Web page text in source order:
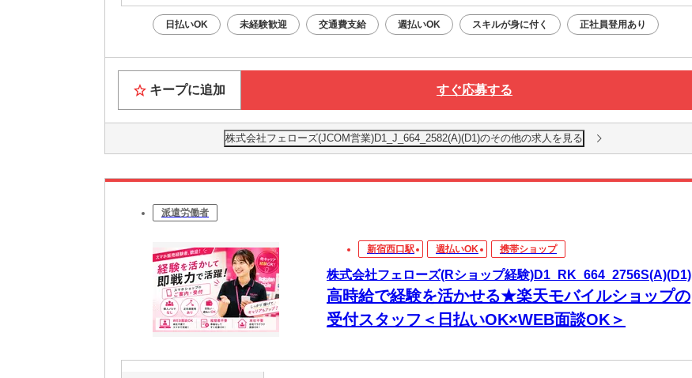
日払いOK 未経験歓迎 交通費支給 週払いOK スキルが身に付く 正社員登用あり
キープに追加 すぐ応募する
株式会社フェローズ(JCOM営業)D1_J_664_2582(A)(D1)のその他の求人を見る
派遣労働者
新宿西口駅 週払いOK 携帯ショップ
株式会社フェローズ(Rショップ経験)D1_RK_664_2756S(A)(D1)
高時給で経験を活かせる★楽天モバイルショップの
受付スタッフ＜日払いOK×WEB面談OK＞